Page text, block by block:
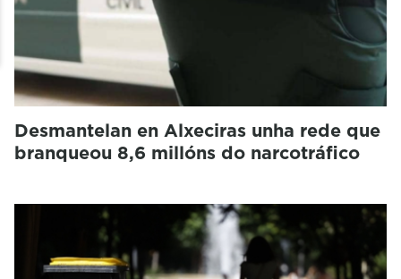
Desmantelan en Alxeciras unha rede que
branqueou 8,6 millóns do narcotráfico